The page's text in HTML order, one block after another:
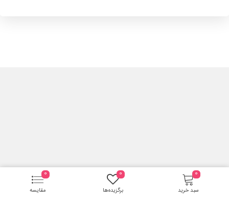
سبد خرید
0
برگزیده‌ها
0
مقایسه
0